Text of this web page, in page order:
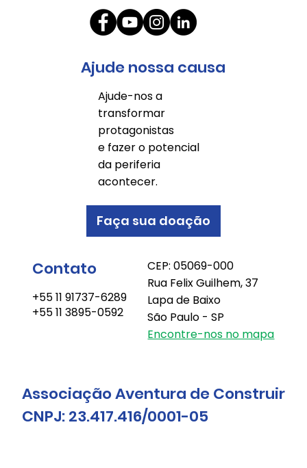
Ajude nossa causa
Ajude-nos a
transformar
protagonistas
e fazer o potencial
da periferia
acontecer.
Faça sua doação
Contato
+55 11 91737-6289
+55 11 3895-0592
CEP: 05069-000
Rua Felix Guilhem, 37
Lapa de Baixo
São Paulo - SP
Encontre-nos no mapa
Associação Aventura de Construir
CNPJ: 23.417.416/0001-05